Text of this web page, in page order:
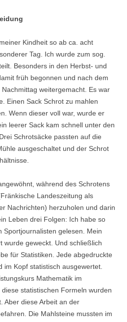
Kindheit so ab ca. acht
Tag. Ich wurde zum sog.
Besonders in den Herbst- und
früh begonnen und nach dem
weitergemacht. Es war
Einen Sack Schrot zu mahlen
Wenn dieser voll war, wurde er
leerer Sack kam schnell unter den
Schrotsäcke passten auf die
ausgeschaltet und der Schrot
während des Schrotens
Landeszeitung als
Nachrichten) herzuholen und darin
Leben drei Folgen: Ich habe so
Sportjournalisten gelesen. Mein
wurde geweckt. Und schließlich
für Statistiken. Jede abgedruckte
im Kopf statistisch ausgewertet.
Mathematik im
statistischen Formeln wurden
Aber diese Arbeit an der
Die Mahlsteine mussten im